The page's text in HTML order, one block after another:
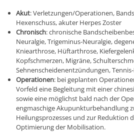
Akut: Verletzungen/Operationen,
Hexenschuss, akuter Herpes Zoster
Chronisch: chronische
Neuralgie, Trigeminus-Neuralgie,
Kniearthrose, Hüftarthrose,
Kopfschmerzen, Migräne,
Sehnenscheidenentzündungen,
Operationen: bei geplanten
Vorfeld eine Begleitung mit einer
sowie eine möglichst bald nach der
engmaschige Akupunkturbehandlung
Heilungsprozesses und zur Reduktion
Optimierung der Mobilisation.